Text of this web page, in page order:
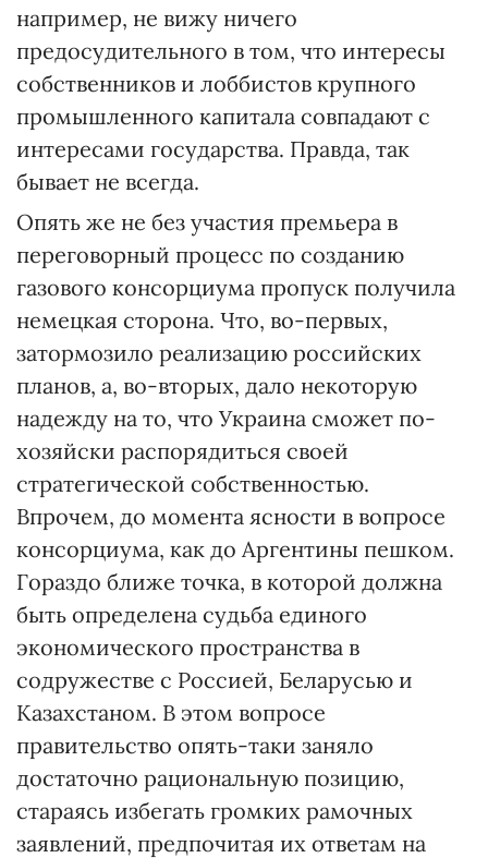
например, не вижу ничего
предосудительного в том, что интересы
собственников и лоббистов крупного
промышленного капитала совпадают с
интересами государства. Правда, так
бывает не всегда.
Опять же не без участия премьера в
переговорный процесс по созданию
газового консорциума пропуск получила
немецкая сторона. Что, во-первых,
затормозило реализацию российских
планов, а, во-вторых, дало некоторую
надежду на то, что Украина сможет по-
хозяйски распорядиться своей
стратегической собственностью.
Впрочем, до момента ясности в вопросе
консорциума, как до Аргентины пешком.
Гораздо ближе точка, в которой должна
быть определена судьба единого
экономического пространства в
содружестве с Россией, Беларусью и
Казахстаном. В этом вопросе
правительство опять-таки заняло
достаточно рациональную позицию,
стараясь избегать громких рамочных
заявлений, предпочитая их ответам на